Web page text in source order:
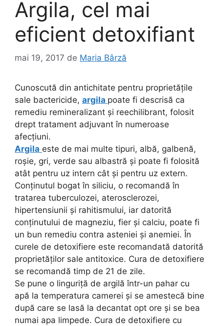
Argila, cel mai
eficient detoxifiant
mai 19, 2017 de Maria Bârză
Cunoscută din antichitate pentru proprietățile
sale bactericide, argila poate fi descrisă ca
remediu remineralizant și reechilibrant, folosit
drept tratament adjuvant în numeroase
afecțiuni.
Argila este de mai multe tipuri, albă, galbenă,
roșie, gri, verde sau albastră și poate fi folosită
atât pentru uz intern cât și pentru uz extern.
Conținutul bogat în siliciu, o recomandă în
tratarea tuberculozei, aterosclerozei,
hipertensiunii şi rahitismului, iar datorită
conținutului de magneziu, fier și calciu, poate fi
un bun remediu contra asteniei și anemiei. În
curele de detoxifiere este recomandată datorită
proprietăţilor sale antitoxice. Cura de detoxifiere
se recomandă timp de 21 de zile.
Se pune o linguriţă de argilă într-un pahar cu
apă la temperatura camerei şi se amestecă bine
după care se lasă la decantat opt ore şi se bea
numai apa limpede. Cura de detoxifiere cu